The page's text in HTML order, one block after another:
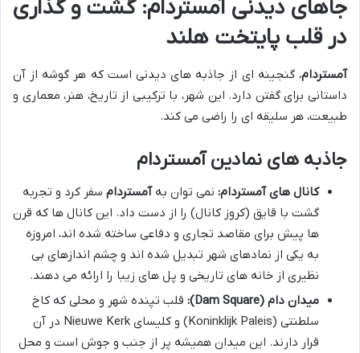
جاهای دیدنی آمستردام: گشت و گذاری
در قلب پایتخت هلند
آمستردام، گنجینه ای از جاذبه های دیدنی است که هر گوشه از آن
داستانی برای گفتن دارد. این شهر، با ترکیبی از تاریخ، هنر، معماری و
طبیعت، هر سلیقه ای را راضی می کند.
جاذبه های نمادین آمستردام
کانال های آمستردام: نمی توان بهآمستردام سفر کرد و تجربه
گشت با قایق (کروز کانال) را از دست داد. این کانال ها که قرن
ها پیش برای مقاصد تجاری و دفاعی ساخته شده اند، امروزه
به یکی از نمادهای شهر تبدیل شده اند و چشم اندازهای بی
نظیری از خانه های تاریخی و پل های زیبا را ارائه می دهند.
میدان دام (Dam Square):
قلب تپنده شهر و محلی که کاخ
سلطنتی (Koninklijk Paleis) و کلیسای Nieuwe Kerk در آن
قرار دارند. این میدان همیشه پر از جنب و جوش است و محل